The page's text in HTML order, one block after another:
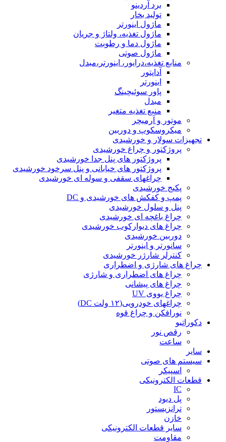
برد آردینو
تولید بخار
ماژول اینورتر
ماژول تغذیه، ولتاژ و جریان
ماژول دما و رطوبت
ماژول صوتی
منابع تغذیه،درایور، اینورتر،مبدل
آداپتور
اینورتر
پاور سوئیچینگ
مبدل
منبع تغذیه متغیر
موتور و آرمیچر
میکروسکوپ و دوربین
تجهیزات سولار و خورشیدی
پروژکتور و چراغ خورشیدی
پروژکتور های پنل جدا خورشیدی
پروژکتور های خیابانی و پنل سرخود خورشیدی
چراغهای سقفی و سوله ای خورشیدی
پکیج خورشیدی
پمپ و کفکش های خورشیدی و DC
پنل و سلول خورشیدی
چراغ باغچه ای خورشیدی
چراغ های دیوارکوب خورشیدی
دوربین خورشیدی
سانورتر و اینورتر
کنترلر شارژر خورشیدی
چراغ های شارژی و اضطراری
چراغ های اضطراری و شارژی
چراغ های پیشانی
چراغ یووی UV
چراغهای خودرویی(۱۲ ولت DC)
نورافکن و چراغ قوه
دکوراتیو
رقص نور
ساعت
سایر
سیستم های صوتی
اسپیکر
قطعات الکترونیکی
IC
پل دیود
ترانزیستور
خازن
سایر قطعات الکترونیکی
مقاومت